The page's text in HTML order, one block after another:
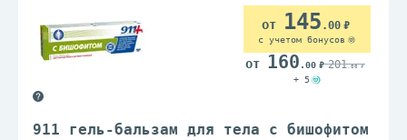
911 гель-бальзам для тела с бишофитом
145 .00
с учетом бонусов
160 .00 201.00
+ 5